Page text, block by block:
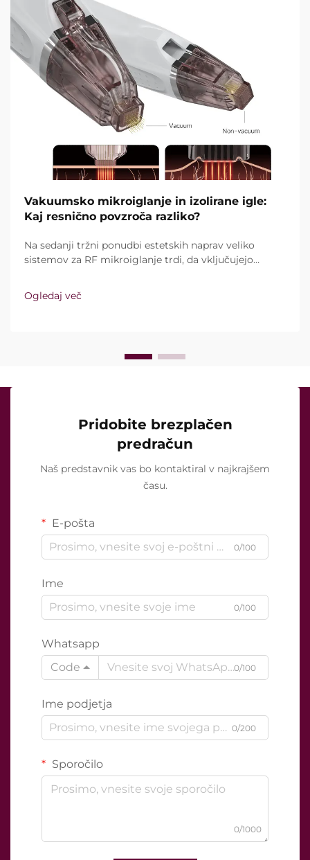
Vakuumsko mikroiglanje in izolirane igle:
Kaj resnično povzroča razliko?
Na sedanji tržni ponudbi estetskih naprav veliko
sistemov za RF mikroiglanje trdi, da vključujejo
vprašanje pa ni le, ali te funkcije sploh obstajajo,
temveč kako natančno delujejo med kliničnim
Ogledaj več
Pridobite brezplačen
predračun
Naš predstavnik vas bo kontaktiral v najkrajšem
času.
E-pošta
0/100
Ime
0/100
Whatsapp
Code
0/100
Ime podjetja
0/200
Sporočilo
0/1000